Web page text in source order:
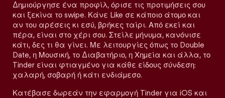
Δημιούργησε ένα προφίλ, όρισε τις προτιμήσεις σου
και ξεκίνα το swipe. Κάνε Like σε κάποιο άτομο και
αν του αρέσεις κι εσύ, βρήκες ταίρι. Από εκεί και
πέρα, είναι στο χέρι σου. Στείλε μήνυμα, κανόνισε
κάτι, δες τι θα γίνει. Με λειτουργίες όπως το Double
Date, η Μουσική, το Διαβατήριο, η Χημεία και άλλα, το
Tinder είναι φτιαγμένο για κάθε είδους σύνδεση:
χαλαρή, σοβαρή ή κάτι ενδιάμεσο.
Κατέβασε δωρεάν την εφαρμογή Tinder για iOS και